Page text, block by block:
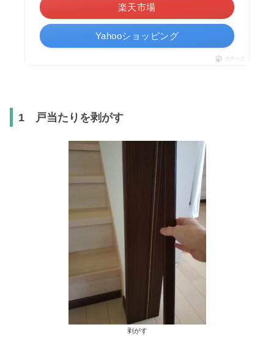
楽天市場
Yahooショッピング
ポチップ
1 戸当たりを剥がす
剥がす